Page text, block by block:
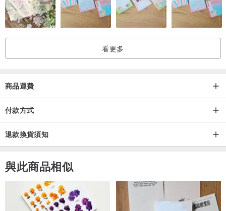
看更多
商品運費
付款方式
退款換貨須知
與此商品相似